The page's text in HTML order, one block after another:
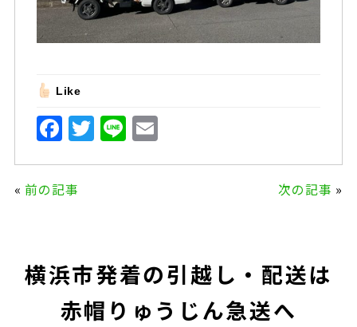
Like
F
a
c
e
o
o
k
T
w
Li
n
E
« 前の記事 次の記事 »
横浜市発着の引越し・配送は
赤帽りゅうじん急送へ